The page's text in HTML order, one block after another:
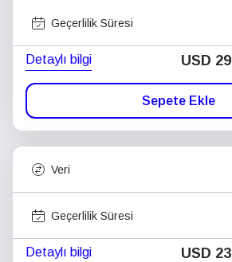
Geçerlilik Süresi
Detaylı bilgi USD 29
Sepete Ekle
Veri
Geçerlilik Süresi
Detaylı bilgi USD 23